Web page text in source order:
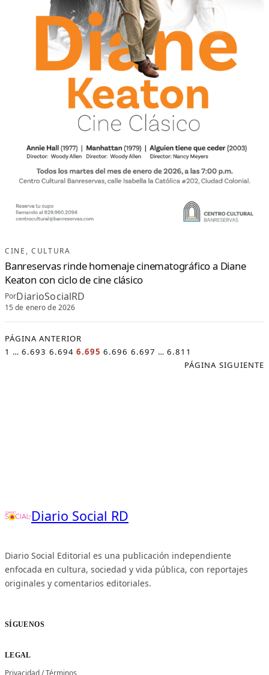
CINE , CULTURA
Banreservas rinde homenaje cinematográfico a Diane
Keaton con ciclo de cine clásico
PorDiarioSocialRD
15 de enero de 2026
PÁGINA ANTERIOR
1 … 6.693 6.694 6.695 6.696 6.697 … 6.811
PÁGINA SIGUIENTE
Diario Social RD
Diario Social Editorial es una publicación independiente
enfocada en cultura, sociedad y vida pública, con reportajes
originales y comentarios editoriales.
SÍGUENOS
LEGAL
Privacidad/Términos